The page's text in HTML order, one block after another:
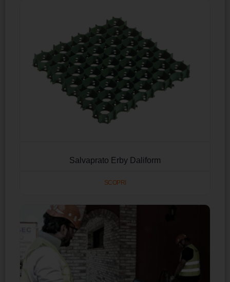
Salvaprato Erby Daliform
SCOPRI